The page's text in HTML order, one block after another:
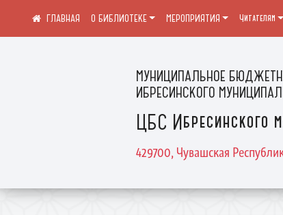
МУНИЦИПАЛЬНОЕ
ИБРЕСИНСКОГО
ЦБС Ибресинского
429700, Чувашская
О БИБЛИОТЕКЕ МЕРОПРИЯТИЯ Читателям